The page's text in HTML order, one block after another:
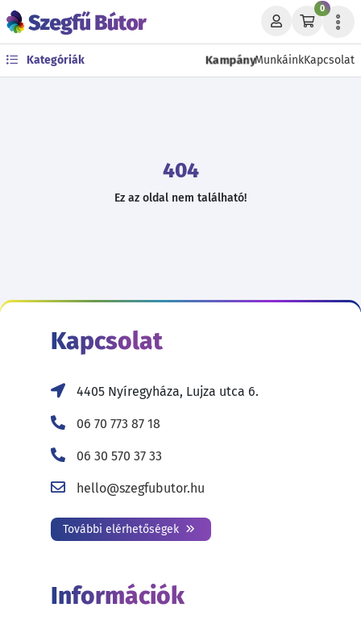
0
Kategóriák KampányMunkáinkKapcsolat
404
Ez az oldal nem található!
Kapcsolat
4405 Nyíregyháza, Lujza utca 6.
06 70 773 87 18
06 30 570 37 33
hello@szegfubutor.hu
További elérhetőségek
Információk